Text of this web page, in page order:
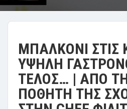
ΜΠΑΛΚΟΝΙ ΣΤΙΣ
ΥΨΗΛΗ
ΤΕΛΟΣ… | ΑΠΟ
ΠΟΘΗΤΗ ΤΗΣ